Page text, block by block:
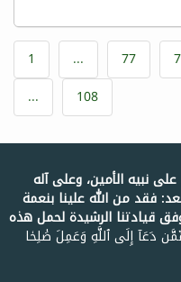
1 ... 77
...
108
نبيه الأمين، وعلى آله
فقد من الله علينا بنعمة
ووفق قيادتنا الرشيدة لحمل هذه
دَعَآ إِلَى ٱللَّهِ وَعَمِلَ صَٰلِحٗا